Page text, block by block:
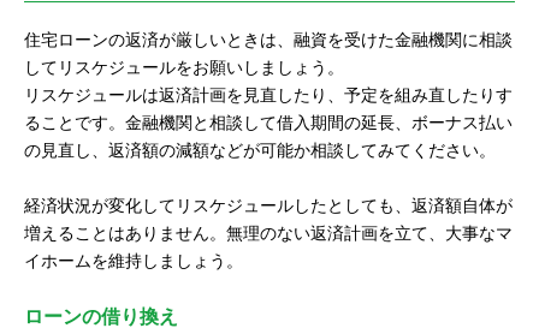
住宅ローンの返済が厳しいときは、融資を受けた金融機関に相談
してリスケジュールをお願いしましょう。
リスケジュールは返済計画を見直したり、予定を組み直したりす
ることです。金融機関と相談して借入期間の延長、ボーナス払い
の見直し、返済額の減額などが可能か相談してみてください。
経済状況が変化してリスケジュールしたとしても、返済額自体が
増えることはありません。無理のない返済計画を立て、大事なマ
イホームを維持しましょう。
ローンの借り換え